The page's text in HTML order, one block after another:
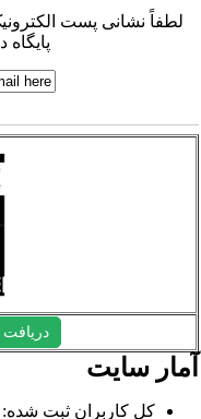
لطفاً نشانی پست
پایگاه
دریافت
سایت
کل کاربران ثبت شده: 2011 کاربر